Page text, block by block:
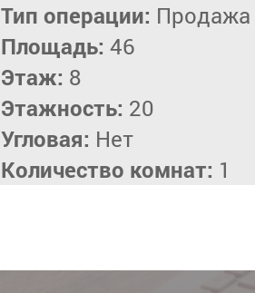
Тип операции: Продажа
Площадь: 46
Этаж: 8
Этажность: 20
Угловая: Нет
Количество комнат: 1